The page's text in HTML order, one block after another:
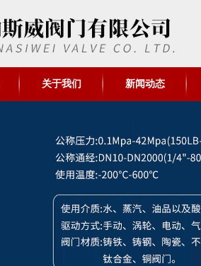
关于我们 新闻动态